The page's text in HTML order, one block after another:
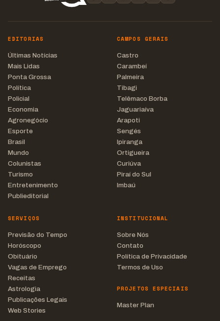
EDITORIAS
Últimas Notícias
Mais Lidas
Ponta Grossa
Política
Policial
Economia
Agronegócio
Esporte
Brasil
Mundo
Colunistas
Turismo
Entretenimento
Publieditorial
CAMPOS GERAIS
Castro
Carambeí
Palmeira
Tibagi
Telêmaco Borba
Jaguariaíva
Arapoti
Sengés
Ipiranga
Ortigueira
Curiúva
Piraí do Sul
Imbaú
SERVIÇOS
Previsão do Tempo
Horóscopo
Obituário
Vagas de Emprego
Receitas
Astrologia
Publicações Legais
Web Stories
INSTITUCIONAL
Sobre Nós
Contato
Política de Privacidade
Termos de Uso
PROJETOS ESPECIAIS
Master Plan